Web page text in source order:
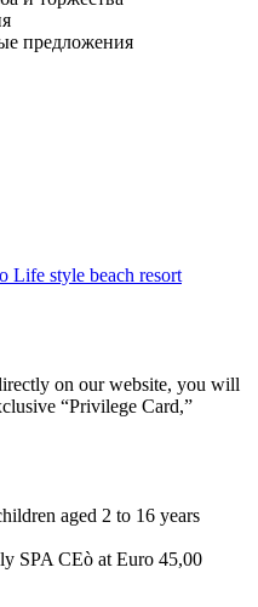
предложения
Life style beach resort
on our website, you will
“Privilege Card,”
aged 2 to 16 years
SPA CEò at Euro 45,00